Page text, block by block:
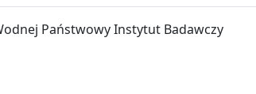
Państwowy Instytut Badawczy